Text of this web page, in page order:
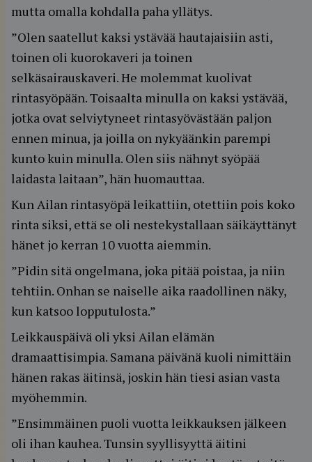
mutta omalla kohdalla paha yllätys.
”Olen saatellut kaksi ystävää hautajaisiin asti,
toinen oli kuorokaveri ja toinen
selkäsairauskaveri. He molemmat kuolivat
rintasyöpään. Toisaalta minulla on kaksi ystävää,
jotka ovat selviytyneet rintasyövästään paljon
ennen minua, ja joilla on nykyäänkin parempi
kunto kuin minulla. Olen siis nähnyt syöpää
laidasta laitaan”, hän huomauttaa.
Kun Ailan rintasyöpä leikattiin, otettiin pois koko
rinta siksi, että se oli nestekystallaan säikäyttänyt
hänet jo kerran 10 vuotta aiemmin.
”Pidin sitä ongelmana, joka pitää poistaa, ja niin
tehtiin. Onhan se naiselle aika raadollinen näky,
kun katsoo lopputulosta.”
Leikkauspäivä oli yksi Ailan elämän
dramaattisimpia. Samana päivänä kuoli nimittäin
hänen rakas äitinsä, joskin hän tiesi asian vasta
myöhemmin.
”Ensimmäinen puoli vuotta leikkauksen jälkeen
oli ihan kauhea. Tunsin syyllisyyttä äitini